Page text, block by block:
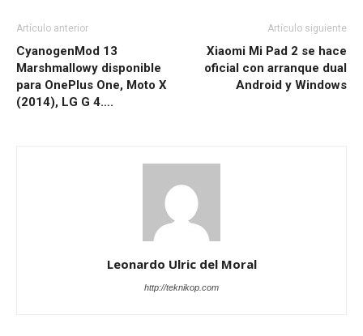
Artículo anterior
CyanogenMod 13
Marshmallowy disponible
para OnePlus One, Moto X
(2014), LG G 4….
Artículo siguiente
Xiaomi Mi Pad 2 se hace
oficial con arranque dual
Android y Windows
Leonardo Ulric del Moral
http://teknikop.com